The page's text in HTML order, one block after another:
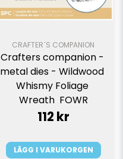
CRAFTER´S COMPANION
Crafters companion -
metal dies - Wildwood
Whismy Foliage
Wreath  FOWR
112 kr
LÄGG I VARUKORGEN